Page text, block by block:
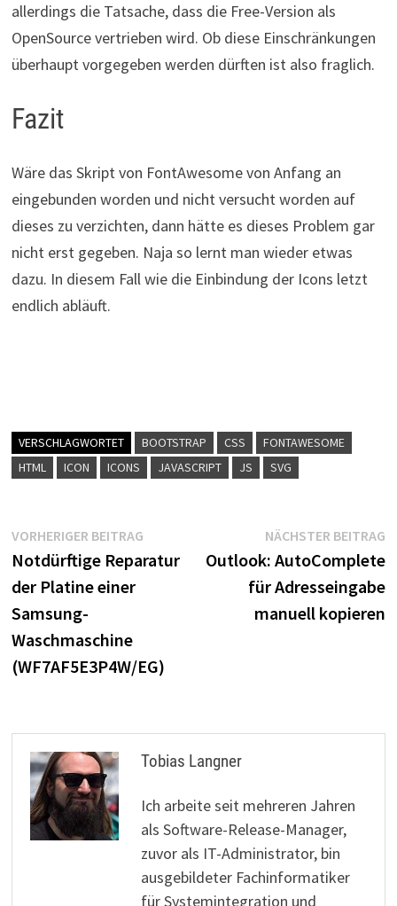
allerdings die Tatsache, dass die Free-Version als
OpenSource vertrieben wird. Ob diese Einschränkungen
überhaupt vorgegeben werden dürften ist also fraglich.
Fazit
Wäre das Skript von FontAwesome von Anfang an
eingebunden worden und nicht versucht worden auf
dieses zu verzichten, dann hätte es dieses Problem gar
nicht erst gegeben. Naja so lernt man wieder etwas
dazu. In diesem Fall wie die Einbindung der Icons letzt
endlich abläuft.
VERSCHLAGWORTET BOOTSTRAP CSS
FONTAWESOME
HTML
ICON ICONS JAVASCRIPT JS SVG
Beitragsnavigation
VORHERIGER BEITRAGVorheriger
Beitrag:
Notdürftige Reparatur
der Platine einer
Samsung-
Waschmaschine
(WF7AF5E3P4W/EG)
NÄCHSTER BEITRAG
Outlook: AutoComplete
für Adresseingabe
manuell kopieren
Tobias Langner
Ich arbeite seit mehreren Jahren
als Software-Release-Manager,
zuvor als IT-Administrator, bin
ausgebildeter Fachinformatiker
für Systemintegration und